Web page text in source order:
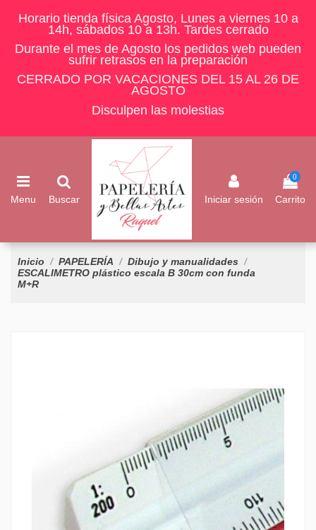
Horario tienda física Agosto, Lunes a viernes 10 a
14h, sábados 10 a 13h. Tardes cerrado
Durante el mes de Agosto los pedidos web pueden
sufrir retrasos en la preparación
CERRADO POR VACACIONES DEL 15 AL 26 DE
AGOSTO
Disculpen las molestias
Menu Buscar Iniciar sesión
0
Carrito
Inicio PAPELERÍA
Dibujo y manualidades
ESCALIMETRO plástico escala B 30cm con funda
M+R